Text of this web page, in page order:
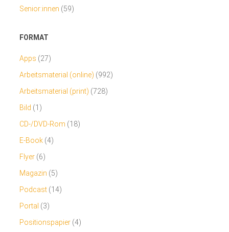
Senior:innen (59)
FORMAT
Apps (27)
Arbeitsmaterial (online) (992)
Arbeitsmaterial (print) (728)
Bild (1)
CD-/DVD-Rom (18)
E-Book (4)
Flyer (6)
Magazin (5)
Podcast (14)
Portal (3)
Positionspapier (4)